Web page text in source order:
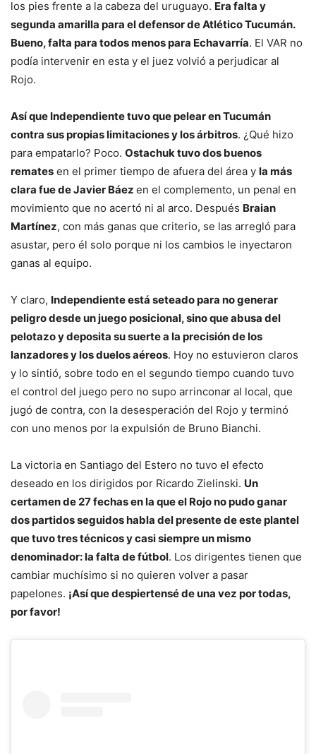
los pies frente a la cabeza del uruguayo. Era falta y
segunda amarilla para el defensor de Atlético Tucumán.
Bueno, falta para todos menos para Echavarría. El VAR no
podía intervenir en esta y el juez volvió a perjudicar al
Rojo.
Así que Independiente tuvo que pelear en Tucumán
contra sus propias limitaciones y los árbitros. ¿Qué hizo
para empatarlo? Poco. Ostachuk tuvo dos buenos
remates en el primer tiempo de afuera del área y la más
clara fue de Javier Báez en el complemento, un penal en
movimiento que no acertó ni al arco. Después Braian
Martínez, con más ganas que criterio, se las arregló para
asustar, pero él solo porque ni los cambios le inyectaron
ganas al equipo.
Y claro, Independiente está seteado para no generar
peligro desde un juego posicional, sino que abusa del
pelotazo y deposita su suerte a la precisión de los
lanzadores y los duelos aéreos. Hoy no estuvieron claros
y lo sintió, sobre todo en el segundo tiempo cuando tuvo
el control del juego pero no supo arrinconar al local, que
jugó de contra, con la desesperación del Rojo y terminó
con uno menos por la expulsión de Bruno Bianchi.
La victoria en Santiago del Estero no tuvo el efecto
deseado en los dirigidos por Ricardo Zielinski. Un
certamen de 27 fechas en la que el Rojo no pudo ganar
dos partidos seguidos habla del presente de este plantel
que tuvo tres técnicos y casi siempre un mismo
denominador: la falta de fútbol. Los dirigentes tienen que
cambiar muchísimo si no quieren volver a pasar
papelones. ¡Así que despiertensé de una vez por todas,
por favor!